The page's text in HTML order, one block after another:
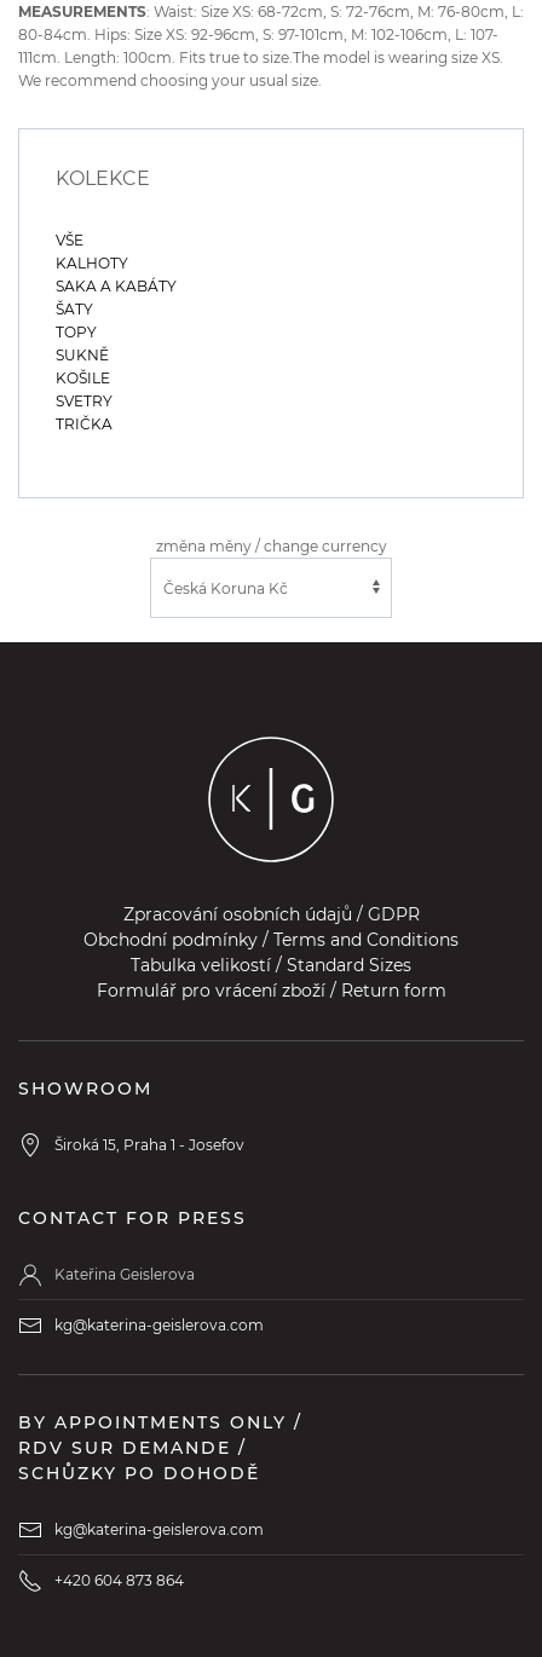
MEASUREMENTS: Waist: Size XS: 68-72cm, S: 72-76cm, M: 76-80cm, L:
80-84cm. Hips: Size XS: 92-96cm, S: 97-101cm, M: 102-106cm, L: 107-
111cm. Length: 100cm. Fits true to size.The model is wearing size XS.
We recommend choosing your usual size.
KOLEKCE
VŠE
KALHOTY
SAKA A KABÁTY
ŠATY
TOPY
SUKNĚ
KOŠILE
SVETRY
TRIČKA
změna měny / change currency
Zpracování osobních údajů / GDPR
Obchodní podmínky / Terms and Conditions
Tabulka velikostí / Standard Sizes
Formulář pro vrácení zboží / Return form
SHOWROOM
Široká 15, Praha 1 - Josefov
CONTACT FOR PRESS
Kateřina Geislerova
kg@katerina-geislerova.com
BY APPOINTMENTS ONLY /
RDV SUR DEMANDE /
SCHŮZKY PO DOHODĚ
kg@katerina-geislerova.com
+420 604 873 864